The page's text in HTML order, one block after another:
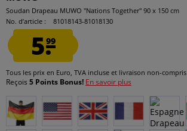
Soudan Drapeau MUWO "Nations Together" 90 x 150 cm
No. d’article :
81018143-81018130
5.99
Tous les prix en Euro, TVA incluse et livraison non-compris
Reçois 5 Points Bonus! En savoir plus